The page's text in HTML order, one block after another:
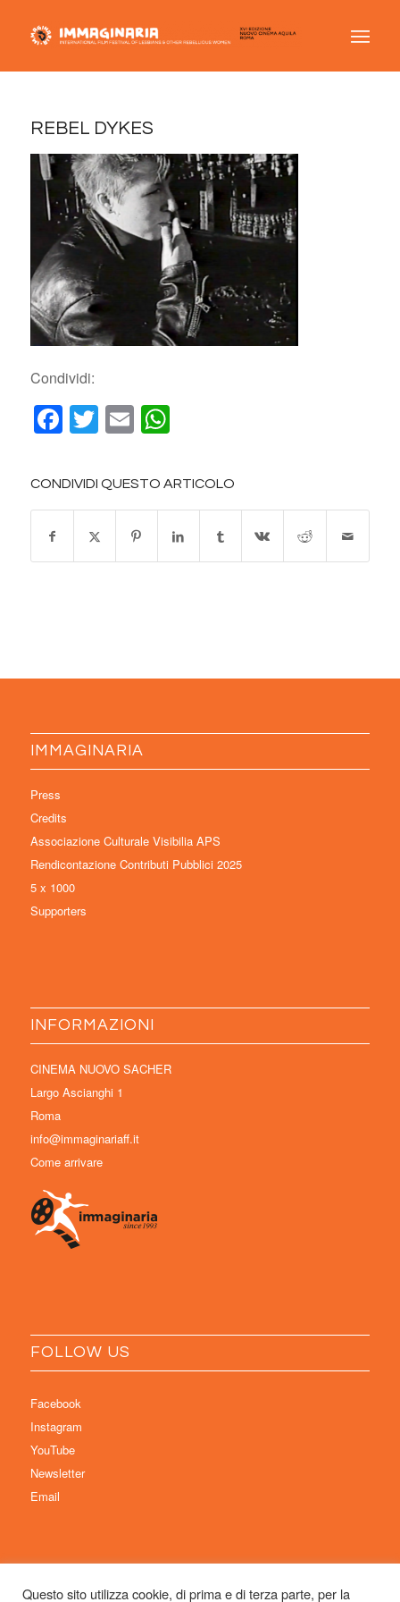
REBEL DYKES
Condividi:
Facebook
Twitter
EmailWhatsApp
CONDIVIDI QUESTO ARTICOLO
IMMAGINARIA
Press
Credits
Associazione Culturale Visibilia APS
Rendicontazione Contributi Pubblici 2025
5 x 1000
Supporters
INFORMAZIONI
CINEMA NUOVO SACHER
Largo Ascianghi 1
Roma
info@immaginariaff.it
Come arrivare
FOLLOW US
Facebook
Instagram
YouTube
Newsletter
Email
Questo sito utilizza cookie, di prima e di terza parte, per la